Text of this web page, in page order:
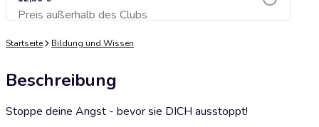
Preis außerhalb des ClubsZum Warenkorb hinzufügen
Startseite Bildung und Wissen
Beschreibung
Stoppe deine Angst - bevor sie DICH ausstoppt!